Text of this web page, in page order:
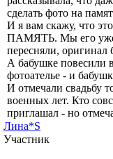
сделать фото на
И я вам скажу, что
ПАМЯТЬ. Мы его уже
пересняли, оригинал
А бабушке повесили
фотоателье - и
И отмечали свадьбу
военных лет. Кто
приглашал - но
Лина*S
Участник